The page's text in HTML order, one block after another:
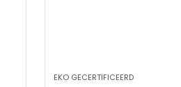
EKO GECERTIFICEERD